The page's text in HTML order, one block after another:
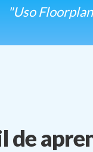
"Uso
de